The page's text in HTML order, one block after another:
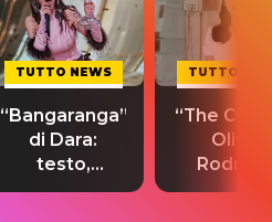
TUTTO NEWS
“Bangaranga”
di Dara:
testo,
traduzione e
TUTTO
“The
Olivia
testo,